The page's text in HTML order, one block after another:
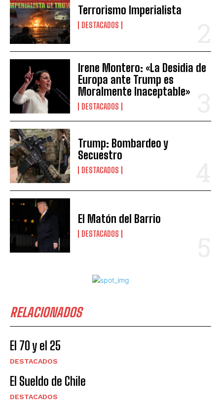
Terrorismo Imperialista
DESTACADOS
Irene Montero: «La Desidia de
Europa ante Trump es
Moralmente Inaceptable»
DESTACADOS
Trump: Bombardeo y
Secuestro
DESTACADOS
El Matón del Barrio
DESTACADOS
RELACIONADOS
El 70 y el 25
DESTACADOS
El Sueldo de Chile
DESTACADOS